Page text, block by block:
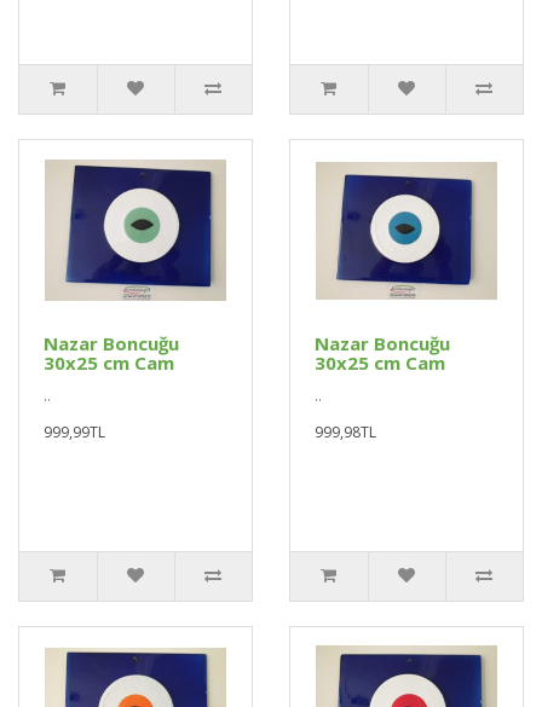
Nazar Boncuğu
30x25 cm Cam
..
999,99TL
Nazar Boncuğu
30x25 cm Cam
..
999,98TL